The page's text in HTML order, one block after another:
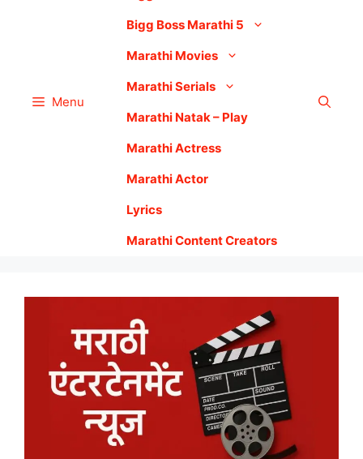
Menu
Bigg Boss Marathi 5
Marathi Movies
Marathi Serials
Marathi Natak – Play
Marathi Actress
Marathi Actor
Lyrics
Marathi Content Creators